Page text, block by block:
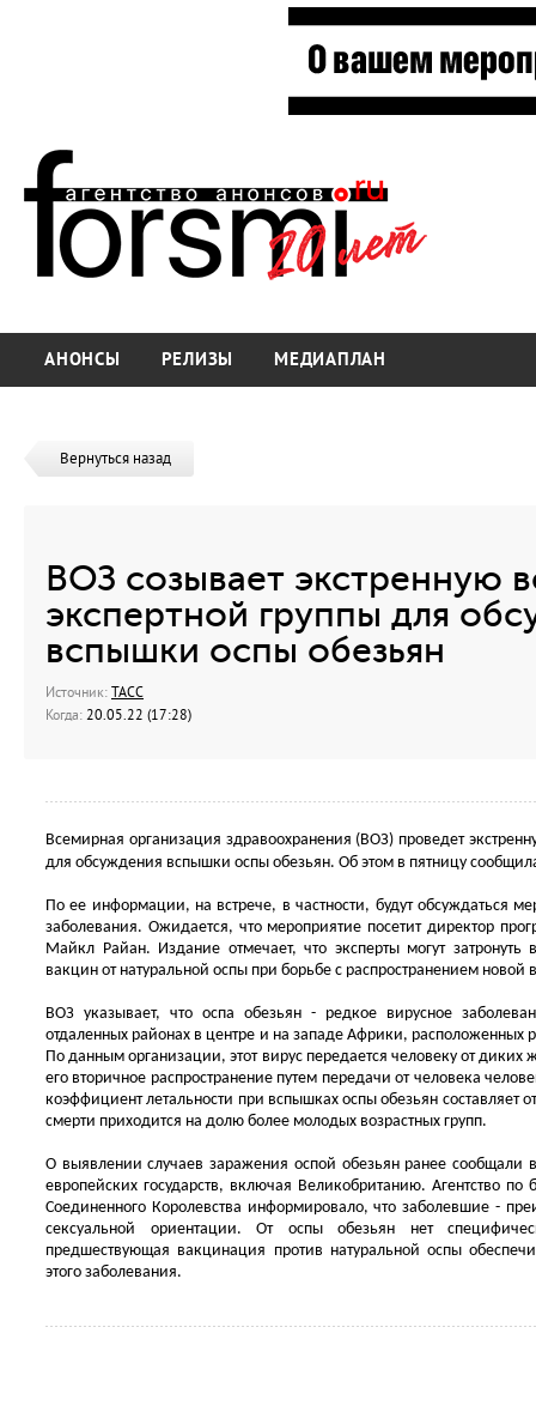
АНОНСЫ РЕЛИЗЫ МЕДИАПЛАН
Вернуться назад
ВОЗ созывает экстренную
экспертной группы для
вспышки оспы обезьян
Источник: ТАСС
Когда: 20.05.22 (17:28)
Всемирная организация здравоохранения (ВОЗ) проведет
для обсуждения вспышки оспы обезьян. Об этом в пятницу
По ее информации, на встрече, в частности, будут обсуждаться
заболевания. Ожидается, что мероприятие посетит директор
Майкл Райан. Издание отмечает, что эксперты могут затронуть
вакцин от натуральной оспы при борьбе с распространением новой
ВОЗ указывает, что оспа обезьян - редкое вирусное
отдаленных районах в центре и на западе Африки,
По данным организации, этот вирус передается человеку от
его вторичное распространение путем передачи от человека
коэффициент летальности при вспышках оспы обезьян составляет
смерти приходится на долю более молодых возрастных групп.
О выявлении случаев заражения оспой обезьян ранее
европейских государств, включая Великобританию. Агентство по
Соединенного Королевства информировало, что заболевшие -
сексуальной ориентации. От оспы обезьян нет
предшествующая вакцинация против натуральной оспы
этого заболевания.